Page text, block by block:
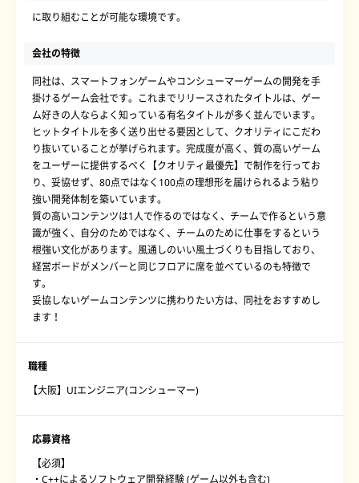
に取り組むことが可能な環境です。
会社の特徴
同社は、スマートフォンゲームやコンシューマーゲームの開発を手
掛けるゲーム会社です。これまでリリースされたタイトルは、ゲー
ム好きの人ならよく知っている有名タイトルが多く並んでいます。
ヒットタイトルを多く送り出せる要因として、クオリティにこだわ
り抜いていることが挙げられます。完成度が高く、質の高いゲーム
をユーザーに提供するべく【クオリティ最優先】で制作を行ってお
り、妥協せず、80点ではなく100点の理想形を届けられるよう粘り
強い開発体制を築いています。
質の高いコンテンツは1人で作るのではなく、チームで作るという意
識が強く、自分のためではなく、チームのために仕事をするという
根強い文化があります。風通しのいい風土づくりも目指しており、
経営ボードがメンバーと同じフロアに席を並べているのも特徴で
す。
妥協しないゲームコンテンツに携わりたい方は、同社をおすすめし
ます！
職種
【大阪】UIエンジニア(コンシューマー)
応募資格
【必須】
・C++によるソフトウェア開発経験 (ゲーム以外も含む)